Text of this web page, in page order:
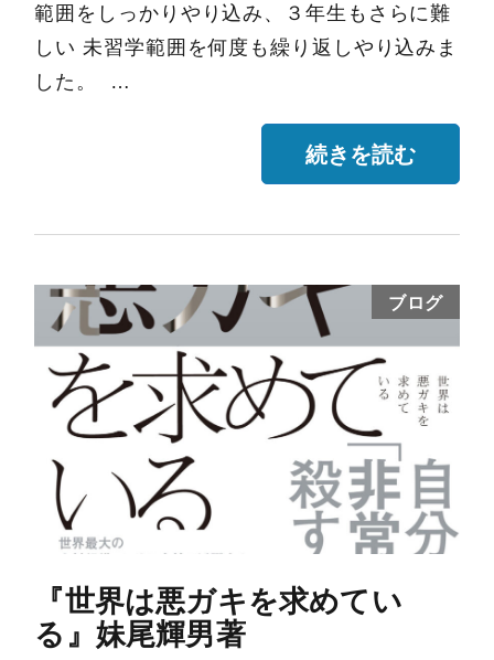
範囲をしっかりやり込み、３年生もさらに難
しい 未習学範囲を何度も繰り返しやり込みま
した。 …
続きを読む
ブログ
『世界は悪ガキを求めてい
る』妹尾輝男著